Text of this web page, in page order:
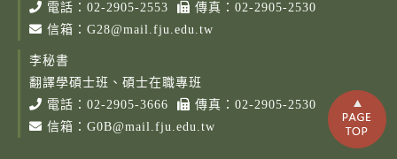
電話： 02-2905-2553
傳真：02-2905-2530
信箱： G28@mail.fju.edu.tw
李秘書
翻譯學碩士班、碩士在職專班
電話： 02-2905-3666
傳真：02-2905-2530
信箱： G0B@mail.fju.edu.tw